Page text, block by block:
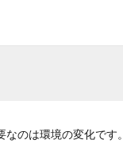
は環境の変化です。